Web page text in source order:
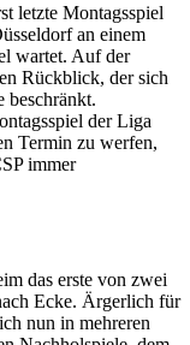
letzte Montagsspiel
an einem
wartet. Auf der
Rückblick, der sich
beschränkt.
der Liga
Termin zu werfen,
immer
das erste von zwei
Ecke. Ärgerlich für
nun in mehreren